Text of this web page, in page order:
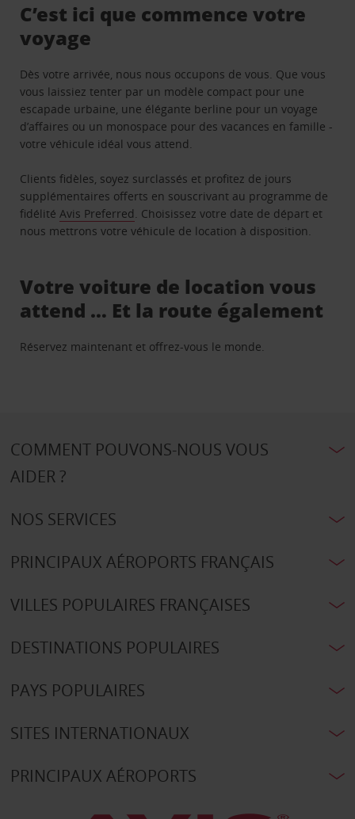
C’est ici que commence votre
voyage
Dès votre arrivée, nous nous occupons de vous. Que vous
vous laissiez tenter par un modèle compact pour une
escapade urbaine, une élégante berline pour un voyage
d’affaires ou un monospace pour des vacances en famille -
votre véhicule idéal vous attend.
Clients fidèles, soyez surclassés et profitez de jours
supplémentaires offerts en souscrivant au programme de
fidélitéAvis Preferred. Choisissez votre date de départ et
nous mettrons votre véhicule de location à disposition.
Votre voiture de location vous
attend … Et la route également
Réservez maintenant et offrez-vous le monde.
COMMENT POUVONS-NOUS VOUS
AIDER ?
NOS SERVICES
PRINCIPAUX AÉROPORTS FRANÇAIS
VILLES POPULAIRES FRANÇAISES
DESTINATIONS POPULAIRES
PAYS POPULAIRES
SITES INTERNATIONAUX
PRINCIPAUX AÉROPORTS